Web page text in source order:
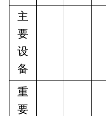
主
要
设
备
重
要